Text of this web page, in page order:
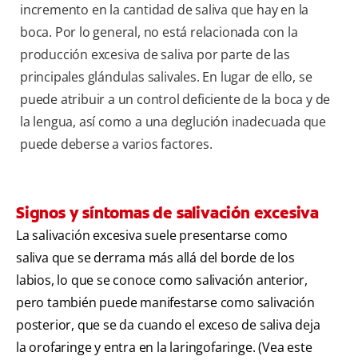
incremento en la cantidad de saliva que hay en la
boca. Por lo general, no está relacionada con la
producción excesiva de saliva por parte de las
principales glándulas salivales. En lugar de ello, se
puede atribuir a un control deficiente de la boca y de
la lengua, así como a una deglución inadecuada que
puede deberse a varios factores.
Signos y síntomas de salivación excesiva
La salivación excesiva suele presentarse como
saliva que se derrama más allá del borde de los
labios, lo que se conoce como salivación anterior,
pero también puede manifestarse como salivación
posterior, que se da cuando el exceso de saliva deja
la orofaringe y entra en la laringofaringe. (Vea este